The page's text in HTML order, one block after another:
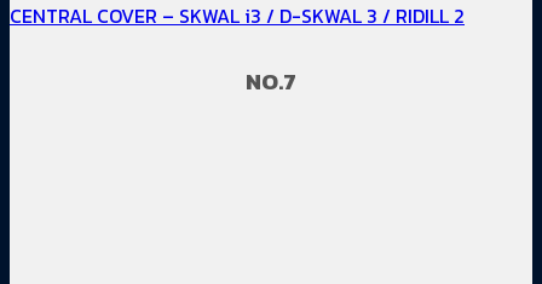
CENTRAL COVER – SKWAL i3 / D-SKWAL 3 / RIDILL 2
NO.7